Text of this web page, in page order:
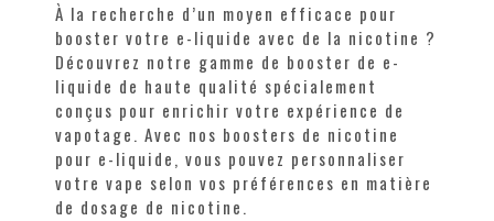
À la recherche d’un moyen efficace pour
booster votre e-liquide avec de la nicotine ?
Découvrez notre gamme de booster de e-
liquide de haute qualité spécialement
conçus pour enrichir votre expérience de
vapotage. Avec nos boosters de nicotine
pour e-liquide, vous pouvez personnaliser
votre vape selon vos préférences en matière
de dosage de nicotine.